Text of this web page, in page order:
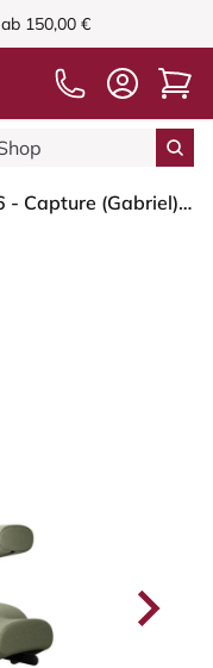
ab 150,00 €
HÅG Capisco 8106 - Capture (Gabriel) - Wolle / Polyamid - CPT5101 - Green-grey - Blush Rose - 200 mm (Sitzhöhe 46-64cm) - Weiche Rollen für harte Böden